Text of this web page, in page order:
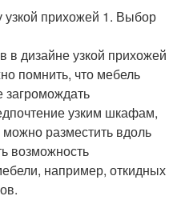
прихожей 1. Выбор
дизайне узкой прихожей
помнить, что мебель
загромождать
узким шкафам,
разместить вдоль
возможность
например, откидных